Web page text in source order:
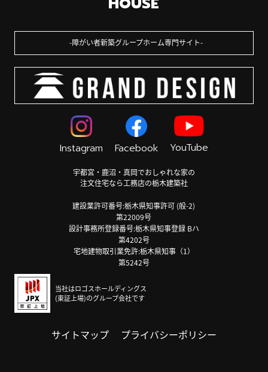
障がい者新築グループホーム専門サイト
Instagram Facebook YouTube
宇都宮・鹿沼・真岡でおしゃれな家の
注文住宅なら工務店の栃木建築社
建設業許可番号:栃木県知事許可 (般-2)
第22009号
設計事務所登録番号:栃木県知事登録 Bハ
第4202号
宅地建物取引業免許:栃木県知事（1）
第5242号
当社はロゴスホールディングス
(東証上場)のグループ会社です
サイトマップ プライバシーポリシー